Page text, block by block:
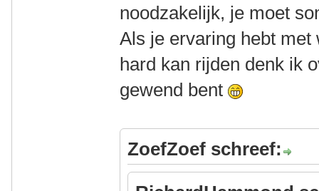
noodzakelijk, je moet
Als je ervaring hebt
hard kan rijden denk ik
gewend bent
ZoefZoef schreef: